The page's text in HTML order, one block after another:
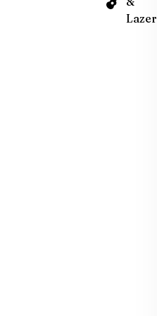
Lazer